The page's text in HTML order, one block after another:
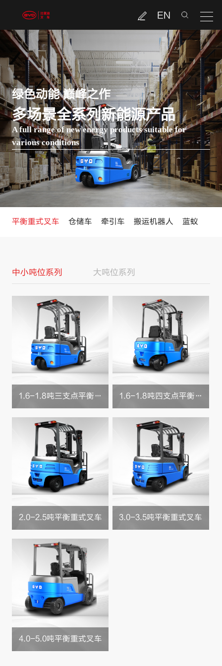
EN
绿色动能 巅峰之作
多场景全系列新能源产品
A full range of new energy products suitable for
various conditions
平衡重式叉车 仓储车 牵引车 搬运机器人 蓝蚁
中小吨位系列 大吨位系列
1.6-1.8吨三支点平衡重
式叉车
1.6-1.8吨四支点平衡重
式叉车
2.0-2.5吨平衡重式叉车 3.0-3.5吨平衡重式叉车
4.0-5.0吨平衡重式叉车